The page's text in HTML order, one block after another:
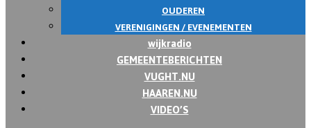
OUDEREN
VERENIGINGEN / EVENEMENTEN
wijkradio
GEMEENTEBERICHTEN
VUGHT.NU
HAAREN.NU
VIDEO’S